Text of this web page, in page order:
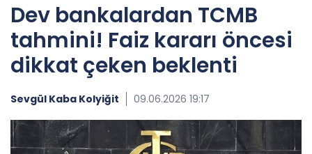
Dev bankalardan TCMB
tahmini! Faiz kararı öncesi
dikkat çeken beklenti
Sevgül Kaba Kolyiğit 09.06.2026 19:17